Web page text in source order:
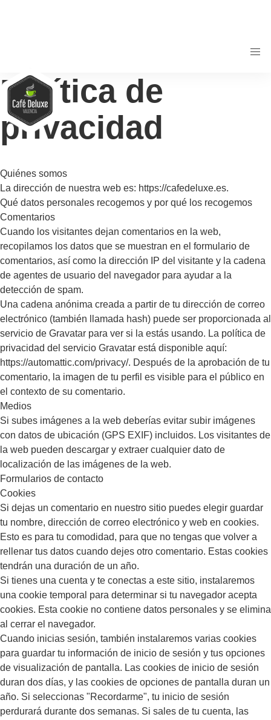
Política de
privacidad
Quiénes somos
La dirección de nuestra web es: https://cafedeluxe.es.
Qué datos personales recogemos y por qué los recogemos
Comentarios
Cuando los visitantes dejan comentarios en la web,
recopilamos los datos que se muestran en el formulario de
comentarios, así como la dirección IP del visitante y la cadena
de agentes de usuario del navegador para ayudar a la
detección de spam.
Una cadena anónima creada a partir de tu dirección de correo
electrónico (también llamada hash) puede ser proporcionada al
servicio de Gravatar para ver si la estás usando. La política de
privacidad del servicio Gravatar está disponible aquí:
https://automattic.com/privacy/. Después de la aprobación de tu
comentario, la imagen de tu perfil es visible para el público en
el contexto de su comentario.
Medios
Si subes imágenes a la web deberías evitar subir imágenes
con datos de ubicación (GPS EXIF) incluidos. Los visitantes de
la web pueden descargar y extraer cualquier dato de
localización de las imágenes de la web.
Formularios de contacto
Cookies
Si dejas un comentario en nuestro sitio puedes elegir guardar
tu nombre, dirección de correo electrónico y web en cookies.
Esto es para tu comodidad, para que no tengas que volver a
rellenar tus datos cuando dejes otro comentario. Estas cookies
tendrán una duración de un año.
Si tienes una cuenta y te conectas a este sitio, instalaremos
una cookie temporal para determinar si tu navegador acepta
cookies. Esta cookie no contiene datos personales y se elimina
al cerrar el navegador.
Cuando inicias sesión, también instalaremos varias cookies
para guardar tu información de inicio de sesión y tus opciones
de visualización de pantalla. Las cookies de inicio de sesión
duran dos días, y las cookies de opciones de pantalla duran un
año. Si seleccionas "Recordarme", tu inicio de sesión
perdurará durante dos semanas. Si sales de tu cuenta, las